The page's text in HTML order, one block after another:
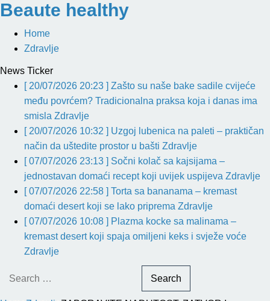
Beaute healthy
Home
Zdravlje
News Ticker
[ 20/07/2026 20:23 ] Zašto su naše bake sadile cvijeće
među povrćem? Tradicionalna praksa koja i danas ima
smisla Zdravlje
[ 20/07/2026 10:32 ] Uzgoj lubenica na paleti – praktičan
način da uštedite prostor u bašti Zdravlje
[ 07/07/2026 23:13 ] Sočni kolač sa kajsijama –
jednostavan domaći recept koji uvijek uspijeva Zdravlje
[ 07/07/2026 22:58 ] Torta sa bananama – kremast
domaći desert koji se lako priprema Zdravlje
[ 07/07/2026 10:08 ] Plazma kocke sa malinama –
kremast desert koji spaja omiljeni keks i svježe voće
Zdravlje
Search